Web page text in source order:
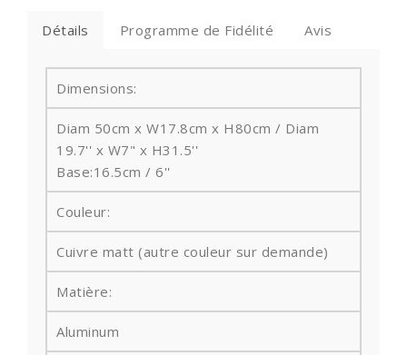
Détails Programme de Fidélité Avis
Dimensions:
Diam 50cm x W17.8cm x H80cm / Diam
19.7'' x W7" x H31.5''
Base:16.5cm / 6''
Couleur:
Cuivre matt (autre couleur sur demande)
Matière:
Aluminum